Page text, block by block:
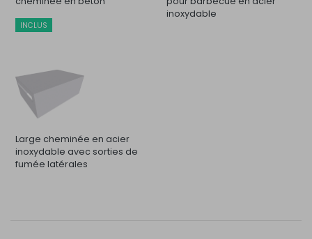
INCLUS
inoxydable
Large cheminée en acier
inoxydable avec sorties de
fumée latérales